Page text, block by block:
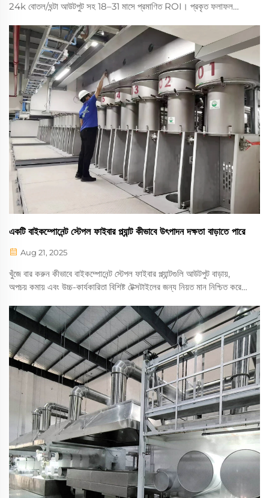
24k বোতল/ঘন্টা আউটপুট সহ 18–31 মাসে প্রমাণিত ROI। প্রকৃত ফলাফল
একটি বাইকম্পোনেন্ট স্টেপল ফাইবার প্ল্যান্ট কীভাবে উৎপাদন দক্ষতা বাড়াতে পারে
Aug 21, 2025
খুঁজে বার করুন কীভাবে বাইকম্পোনেন্ট স্টেপল ফাইবার প্ল্যান্টগুলি আউটপুট বাড়ায়,
অপচয় কমায় এবং উচ্চ-কার্যকারিতা বিশিষ্ট টেক্সটাইলের জন্য নিয়ত মান নিশ্চিত করে।